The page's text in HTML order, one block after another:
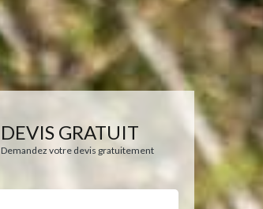
DEVIS GRATUIT
Demandez votre devis gratuitement